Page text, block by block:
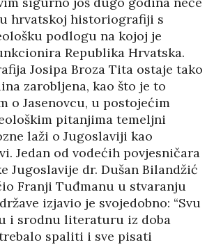
hrvatskoj historiografiji s
podlogu na kojoj je
Republika Hrvatska.
Josipa Broza Tita ostaje tako
zarobljena, kao što je to
o Jasenovcu, u postojećim
pitanjima temeljni
laži o Jugoslaviji kao
Jedan od vodećih povjesničara
Jugoslavije dr. Dušan Bilandžić
Franji Tuđmanu u stvaranju
izjavio je svojedobno: “Svu
i srodnu literaturu iz doba
spaliti i sve pisati